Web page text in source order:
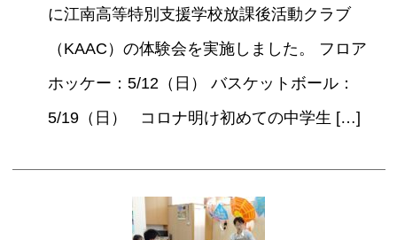
に江南高等特別支援学校放課後活動クラブ
（KAAC）の体験会を実施しました。 フロア
ホッケー：5/12（日） バスケットボール：
5/19（日） コロナ明け初めての中学生 […]